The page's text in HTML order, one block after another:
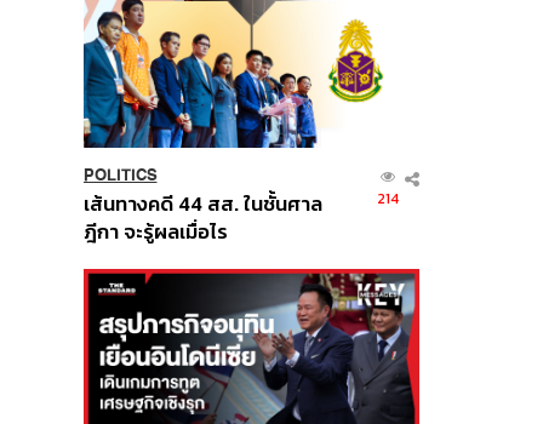
POLITICS
เส้นทางคดี 44 สส. ในชั้นศาล
ฎีกา จะรู้ผลเมื่อไร
214